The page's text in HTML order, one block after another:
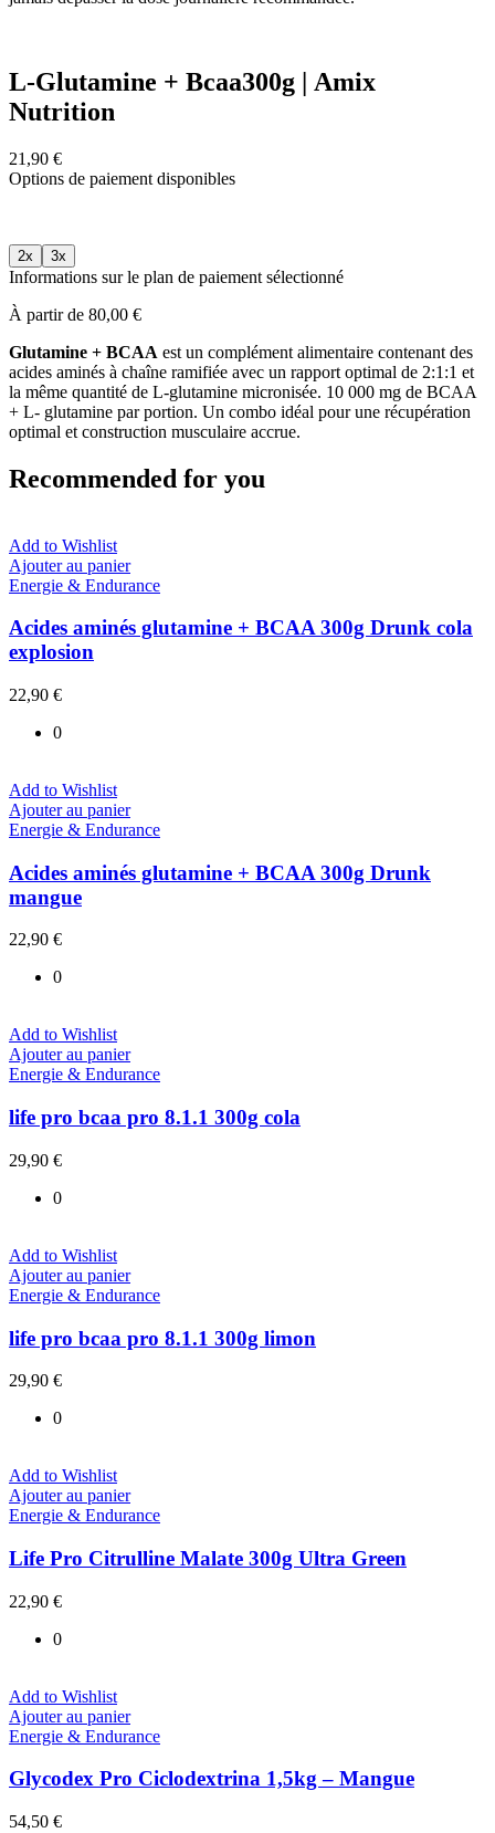
L-Glutamine + Bcaa300g | Amix
Nutrition
21,90 €
Options de paiement disponibles
2x 3x
Informations sur le plan de paiement sélectionné
À partir de 80,00 €
Glutamine + BCAA est un complément alimentaire contenant des
acides aminés à chaîne ramifiée avec un rapport optimal de 2:1:1 et
la même quantité de L-glutamine micronisée. 10 000 mg de BCAA
+ L- glutamine par portion. Un combo idéal pour une récupération
optimal et construction musculaire accrue.
Recommended for you
Add to Wishlist
Ajouter au panier
Energie & Endurance
Acides aminés glutamine + BCAA 300g Drunk cola
explosion
22,90 €
0
Add to Wishlist
Ajouter au panier
Energie & Endurance
Acides aminés glutamine + BCAA 300g Drunk
mangue
22,90 €
0
Add to Wishlist
Ajouter au panier
Energie & Endurance
life pro bcaa pro 8.1.1 300g cola
29,90 €
0
Add to Wishlist
Ajouter au panier
Energie & Endurance
life pro bcaa pro 8.1.1 300g limon
29,90 €
0
Add to Wishlist
Ajouter au panier
Energie & Endurance
Life Pro Citrulline Malate 300g Ultra Green
22,90 €
0
Add to Wishlist
Ajouter au panier
Energie & Endurance
Glycodex Pro Ciclodextrina 1,5kg – Mangue
54,50 €